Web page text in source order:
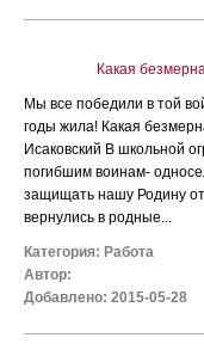
Какая
Мы все победили в той
годы жила! Какая
Исаковский В школьной
погибшим воинам-
защищать нашу Родину
вернулись в родные...
Категория: Работа
Автор:
Добавлено: 2015-05-28